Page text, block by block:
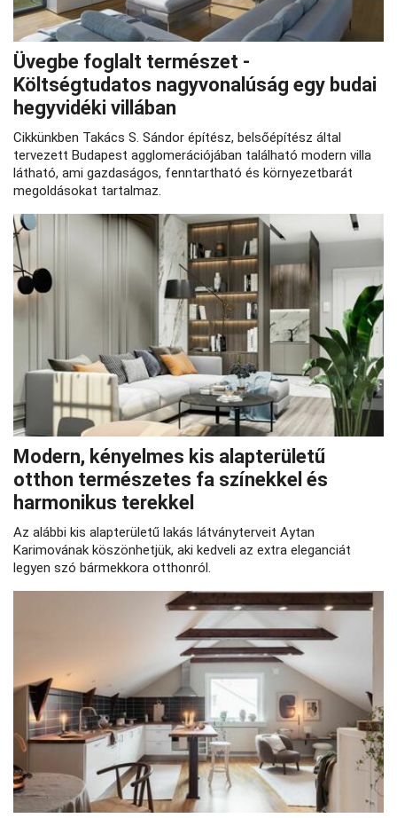
Üvegbe foglalt természet -
Költségtudatos nagyvonalúság egy budai
hegyvidéki villában
Cikkünkben Takács S. Sándor építész, belsőépítész által
tervezett Budapest agglomerációjában található modern villa
látható, ami gazdaságos, fenntartható és környezetbarát
megoldásokat tartalmaz.
Modern, kényelmes kis alapterületű
otthon természetes fa színekkel és
harmonikus terekkel
Az alábbi kis alapterületű lakás látványterveit Aytan
Karimovának köszönhetjük, aki kedveli az extra eleganciát
legyen szó bármekkora otthonról.